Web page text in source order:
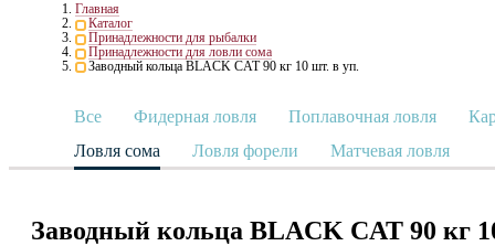
Главная
Каталог
Принадлежности для рыбалки
Принадлежности для ловли сома
Заводный кольца BLACK CAT 90 кг 10 шт. в уп.
Все Фидерная ловля Поплавочная ловля
Ловля сома
Ловля форели Матчевая ловля
Заводный кольца BLACK CAT 90 кг